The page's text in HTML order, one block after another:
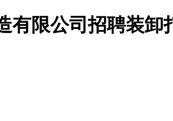
有限公司招聘装卸